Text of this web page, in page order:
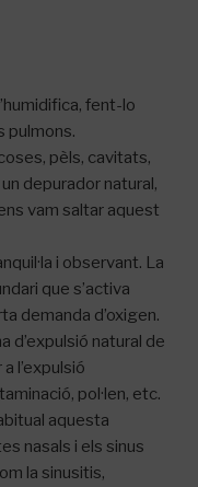
fent-lo
pulmons.
pèls, cavitats,
depurador natural,
vam saltar aquest
i observant. La
que s’activa
demanda d’oxigen.
d’expulsió natural de
l’expulsió
pol·len, etc.
aquesta
nasals i els sinus
la sinusitis,